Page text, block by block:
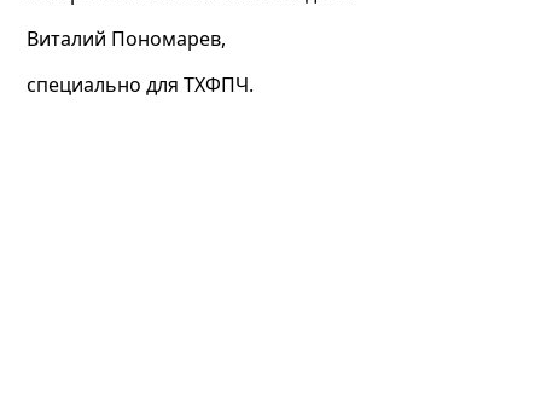
Виталий Пономарев,
специально для ТХФПЧ.